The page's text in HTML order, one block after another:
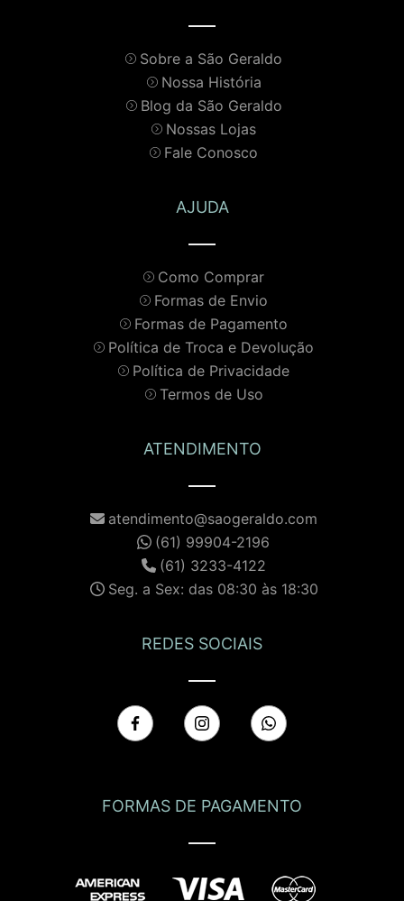
Sobre a São Geraldo
Nossa História
Blog da São Geraldo
Nossas Lojas
Fale Conosco
AJUDA
Como Comprar
Formas de Envio
Formas de Pagamento
Política de Troca e Devolução
Política de Privacidade
Termos de Uso
ATENDIMENTO
atendimento@saogeraldo.com
(61) 99904-2196
(61) 3233-4122
Seg. a Sex: das 08:30 às 18:30
REDES SOCIAIS
FORMAS DE PAGAMENTO